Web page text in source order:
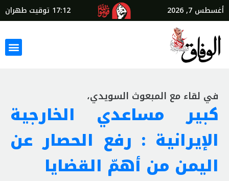
أغسطس 7, 2026 17:12 توقيت طهران
في لقاء مع المبعوث السويدي،
كبير مساعدي الخارجية
الإيرانية : رفع الحصار عن
اليمن من أهمّ القضايا